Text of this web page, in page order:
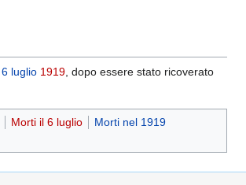
6 luglio 1919, dopo essere stato ricoverato
Morti il 6 luglio
Morti nel 1919